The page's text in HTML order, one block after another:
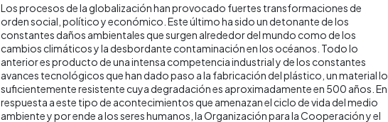
Los procesos de la globalización han provocado fuertes transformaciones de
orden social, político y económico. Este último ha sido un detonante de los
constantes daños ambientales que surgen alrededor del mundo como de los
cambios climáticos y la desbordante contaminación en los océanos. Todo lo
anterior es producto de una intensa competencia industrial y de los constantes
avances tecnológicos que han dado paso a la fabricación del plástico, un material lo
suficientemente resistente cuya degradación es aproximadamente en 500 años. En
respuesta a este tipo de acontecimientos que amenazan el ciclo de vida del medio
ambiente y por ende a los seres humanos, la Organización para la Cooperación y el